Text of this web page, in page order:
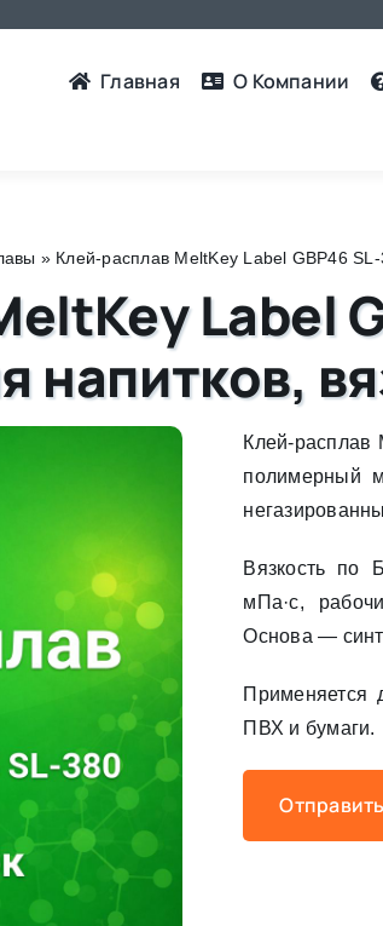
Главная О Компании
» Клей-расплав MeltKey Label GBP46
Label
напитков,
Клей-расплав
полимерный
Вязкость по
мПа·с,
Основа —
Применяется
ПВХ и бумаги.